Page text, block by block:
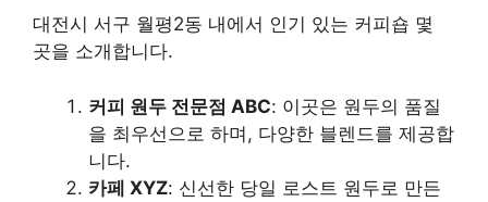
대전시 서구 월평2동 내에서 인기 있는 커피숍 몇
곳을 소개합니다.
커피 원두 전문점 ABC: 이곳은 원두의 품질
을 최우선으로 하며, 다양한 블렌드를 제공합
니다.
카페 XYZ: 신선한 당일 로스트 원두로 만든